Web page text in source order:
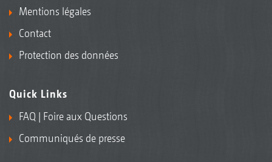
Mentions légales
Contact
Protection des données
Quick Links
FAQ | Foire aux Questions
Communiqués de presse